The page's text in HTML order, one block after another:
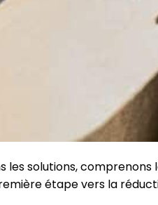
les solutions,
étape vers la